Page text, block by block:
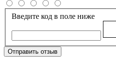
Введите код в поле ниже
Отправить отзыв